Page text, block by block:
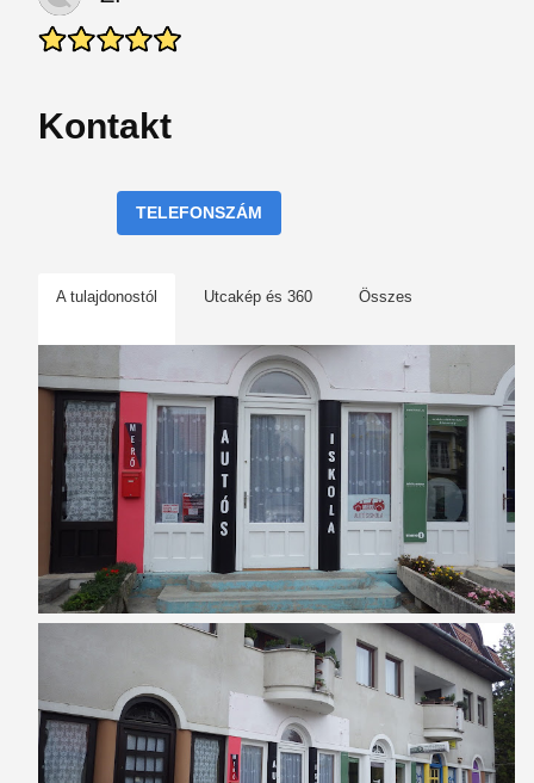
Kontakt
TELEFONSZÁM
A tulajdonostól Utcakép és 360 Összes